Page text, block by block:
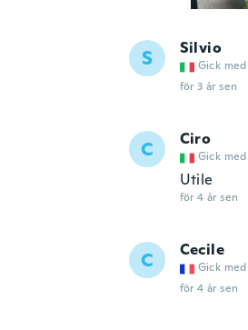
S Silvio
Gick
för 3 år sen
C Ciro
Gick med
Utile
för 4 år sen
C Cecile
Gick
för 4 år sen